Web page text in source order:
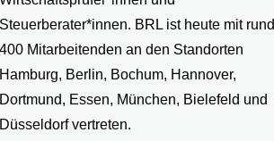
BRL ist heute mit rund
Mitarbeitenden an den Standorten
Berlin, Bochum, Hannover,
Essen, München, Bielefeld und
vertreten.